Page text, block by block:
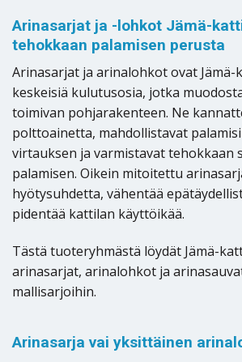
Arinasarjat ja -lohkot Jämä-
tehokkaan palamisen perusta
Arinasarjat ja arinalohkot ovat Jämä-
keskeisiä kulutusosia, jotka
toimivan pohjarakenteen. Ne
polttoainetta, mahdollistavat
virtauksen ja varmistavat tehokkaan
palamisen. Oikein mitoitettu
hyötysuhdetta, vähentää
pidentää kattilan käyttöikää.
Tästä tuoteryhmästä löydät Jämä-
arinasarjat, arinalohkot ja
mallisarjoihin.
Arinasarja vai yksittäinen